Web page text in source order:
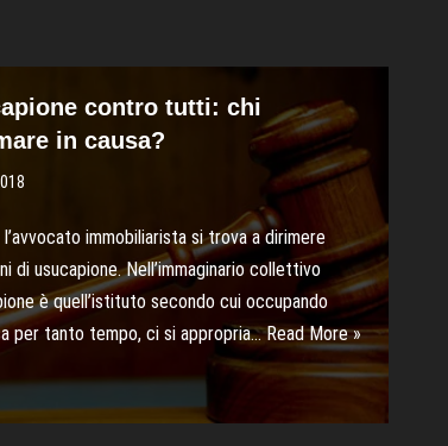
contro tutti: chi
in causa?
immobiliarista si trova a dirimere
di usucapione. Nell’immaginario collettivo
è quell’istituto secondo cui occupando
per tanto tempo, ci si appropria…Read More »